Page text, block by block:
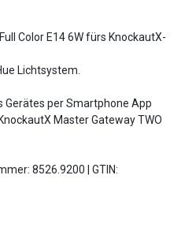
Color E14 6W fürs KnockautX-
Lichtsystem.
Gerätes per Smartphone App
Master Gateway TWO
8526.9200 | GTIN: